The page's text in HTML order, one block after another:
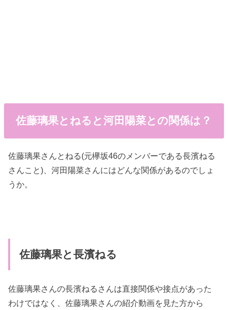
佐藤璃果とねると河田陽菜との関係は？
佐藤璃果さんとねる(元欅坂46のメンバーである長濱ねる
さんこと)、河田陽菜さんにはどんな関係があるのでしょ
うか。
佐藤璃果と長濱ねる
佐藤璃果さんの長濱ねるさんは直接関係や接点があった
わけではなく、佐藤璃果さんの紹介動画を見た方から